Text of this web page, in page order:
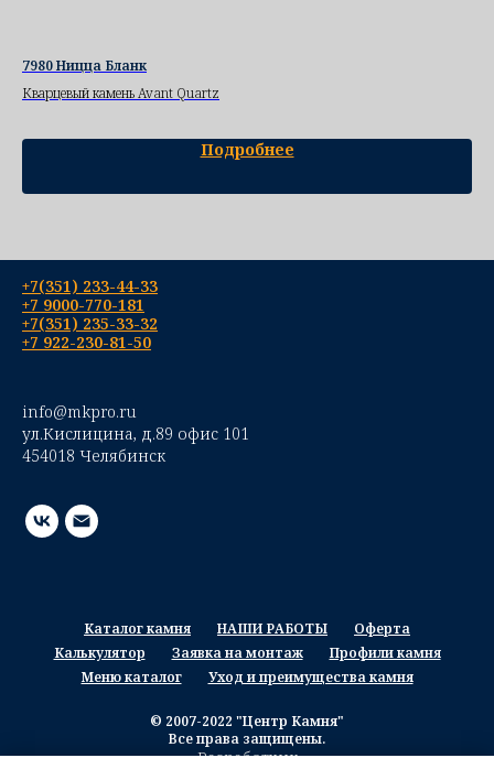
7980 Ницца Бланк
Кварцевый камень Avant Quartz
Подробнее
+7(351) 233-44-33
+7 9000-770-181
+7(351) 235-33-32
+7 922-230-81-50
info@mkpro.ru
ул.Кислицина, д.89 офис 101
454018 Челябинск
Каталог камня НАШИ РАБОТЫ
Оферта
Калькулятор
Заявка на монтаж
Профили камня
Меню каталог
Уход и преимущества камня
© 2007-2022 "Центр Камня"
Все права защищены.
Разработчик